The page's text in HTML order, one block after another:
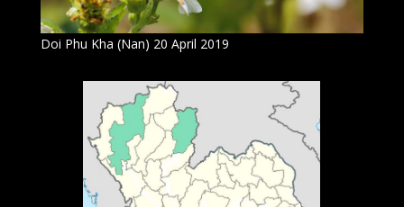
Doi Phu Kha (Nan) 20 April 2019